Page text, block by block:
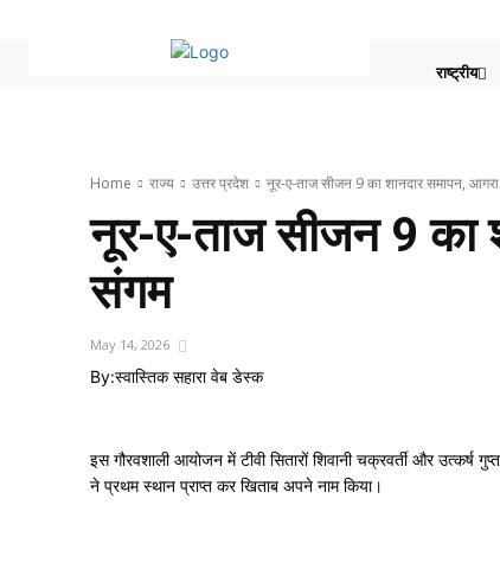
राष्ट्रीय
Home राज्य उत्तर प्रदेश नूर-ए-ताज सीजन 9 का शानदार समापन,
नूर-ए-ताज सीजन 9 का
संगम
May 14, 2026
By:स्वास्तिक सहारा वेब डेस्क
इस गौरवशाली आयोजन में टीवी सितारों शिवानी चक्रवर्ती और उत्कर्ष
ने प्रथम स्थान प्राप्त कर खिताब अपने नाम किया।